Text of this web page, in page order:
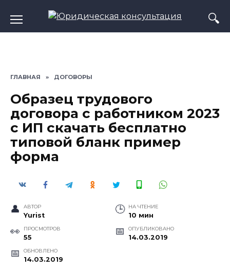
содержанию
ГЛАВНАЯ » ДОГОВОРЫ
Образец трудового
договора с работником 2023
с ИП скачать бесплатно
типовой бланк пример
форма
АВТОР
Yurist
НА ЧТЕНИЕ
10 мин
ПРОСМОТРОВ
55
ОПУБЛИКОВАНО
14.03.2019
ОБНОВЛЕНО
14.03.2019